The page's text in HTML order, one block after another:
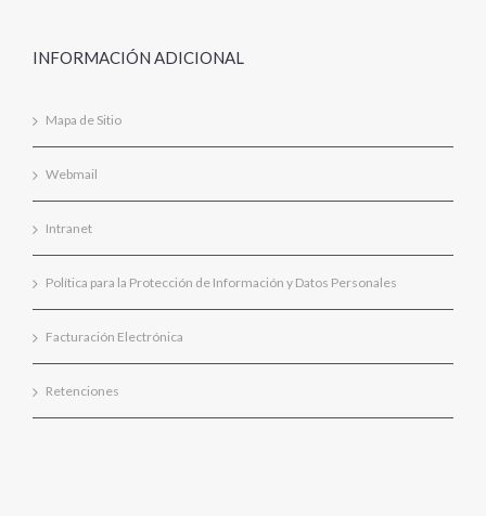
INFORMACIÓN ADICIONAL
Mapa de Sitio
Webmail
Intranet
Política para la Protección de Información y Datos Personales
Facturación Electrónica
Retenciones